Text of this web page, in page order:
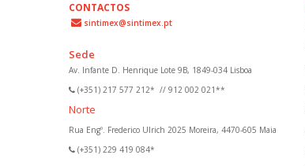
CONTACTOS
sintimex@sintimex.pt
Sede
Av. Infante D. Henrique Lote 9B, 1849-034 Lisboa
(+351) 217 577 212* // 912 002 021**
Norte
Rua Engº. Frederico Ulrich 2025 Moreira, 4470-605 Maia
(+351) 229 419 084*